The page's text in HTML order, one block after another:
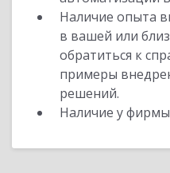
Наличие опыта
в вашей или
обратиться к
примеры
решений.
Наличие у